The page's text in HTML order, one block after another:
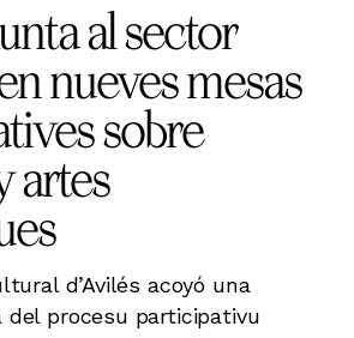
al sector
nueves mesas
sobre
artes
d’Avilés acoyó una
del procesu participativu